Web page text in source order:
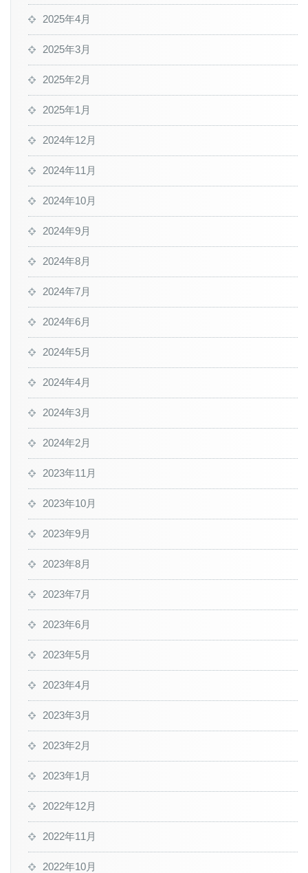
2025年4月
2025年3月
2025年2月
2025年1月
2024年12月
2024年11月
2024年10月
2024年9月
2024年8月
2024年7月
2024年6月
2024年5月
2024年4月
2024年3月
2024年2月
2023年11月
2023年10月
2023年9月
2023年8月
2023年7月
2023年6月
2023年5月
2023年4月
2023年3月
2023年2月
2023年1月
2022年12月
2022年11月
2022年10月